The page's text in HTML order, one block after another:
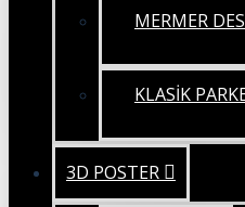
MERMER
KLASİK
3D POSTER